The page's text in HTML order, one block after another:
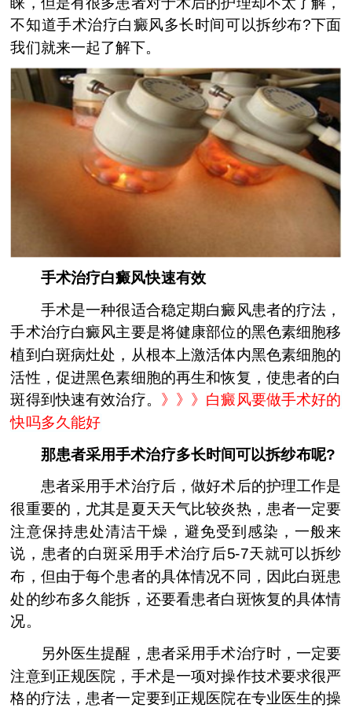
不知道手术治疗白癜风多长时间可以拆纱布?下面
我们就来一起了解下。
手术治疗白癜风快速有效
手术是一种很适合稳定期白癜风患者的疗法，
手术治疗白癜风主要是将健康部位的黑色素细胞移
植到白斑病灶处，从根本上激活体内黑色素细胞的
活性，促进黑色素细胞的再生和恢复，使患者的白
斑得到快速有效治疗。 》》》 白癜风要做手术好的
快吗多久能好
那患者采用手术治疗多长时间可以拆纱布呢?
患者采用手术治疗后，做好术后的护理工作是
很重要的，尤其是夏天天气比较炎热，患者一定要
注意保持患处清洁干燥，避免受到感染，一般来
说，患者的白斑采用手术治疗后5-7天就可以拆纱
布，但由于每个患者的具体情况不同，因此白斑患
处的纱布多久能拆，还要看患者白斑恢复的具体情
况。
另外医生提醒，患者采用手术治疗时，一定要
注意到正规医院，手术是一项对操作技术要求很严
格的疗法，患者一定要到正规医院在专业医生的操